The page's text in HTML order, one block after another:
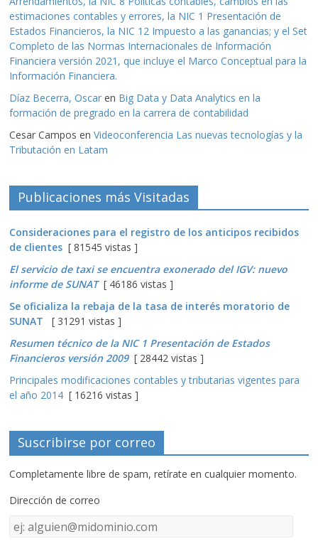
estimaciones contables y errores, la NIC 1 Presentación de
Estados Financieros, la NIC 12 Impuesto a las ganancias; y el Set
Completo de las Normas Internacionales de Información
Financiera versión 2021, que incluye el Marco Conceptual para la
Información Financiera.
Díaz Becerra, Oscar en Big Data y Data Analytics en la
formación de pregrado en la carrera de contabilidad
Cesar Campos enVideoconferencia Las nuevas tecnologías y la
Tributación en Latam
Publicaciones más Visitadas
Consideraciones para el registro de los anticipos recibidos
de clientes [ 81545 vistas ]
El servicio de taxi se encuentra exonerado del IGV: nuevo
informe de SUNAT[ 46186 vistas ]
Se oficializa la rebaja de la tasa de interés moratorio de
SUNAT
[ 31291 vistas ]
Resumen técnico de la NIC 1 Presentación de Estados
Financieros versión 2009[ 28442 vistas ]
Principales modificaciones contables y tributarias vigentes para
el año 2014 [ 16216 vistas ]
Suscribirse por correo
Completamente libre de spam, retírate en cualquier momento.
Dirección de correo
Dirección
de